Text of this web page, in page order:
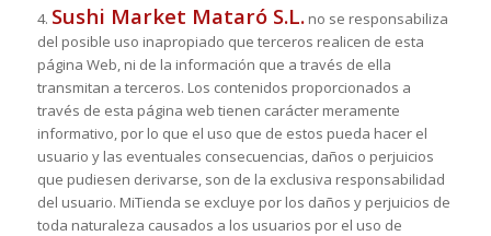
4. Sushi Market Mataró S.L. no se responsabiliza
del posible uso inapropiado que terceros realicen de esta
página Web, ni de la información que a través de ella
transmitan a terceros. Los contenidos proporcionados a
través de esta página web tienen carácter meramente
informativo, por lo que el uso que de estos pueda hacer el
usuario y las eventuales consecuencias, daños o perjuicios
que pudiesen derivarse, son de la exclusiva responsabilidad
del usuario. MiTienda se excluye por los daños y perjuicios de
toda naturaleza causados a los usuarios por el uso de